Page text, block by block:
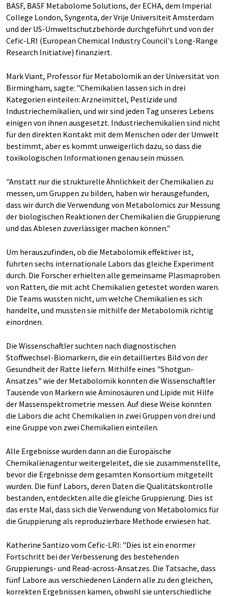
BASF, BASF Metabolome Solutions, der ECHA, dem Imperial
College London, Syngenta, der Vrije Universiteit Amsterdam
und der US-Umweltschutzbehörde durchgeführt und von der
Cefic-LRI (European Chemical Industry Council's Long-Range
Research Initiative) finanziert.
Mark Viant, Professor für Metabolomik an der Universität von
Birmingham, sagte: "Chemikalien lassen sich in drei
Kategorien einteilen: Arzneimittel, Pestizide und
Industriechemikalien, und wir sind jeden Tag unseres Lebens
einigen von ihnen ausgesetzt. Industriechemikalien sind nicht
für den direkten Kontakt mit dem Menschen oder der Umwelt
bestimmt, aber es kommt unweigerlich dazu, so dass die
toxikologischen Informationen genau sein müssen.
"Anstatt nur die strukturelle Ähnlichkeit der Chemikalien zu
messen, um Gruppen zu bilden, haben wir herausgefunden,
dass wir durch die Verwendung von Metabolomics zur Messung
der biologischen Reaktionen der Chemikalien die Gruppierung
und das Ablesen zuverlässiger machen können."
Um herauszufinden, ob die Metabolomik effektiver ist,
führten sechs internationale Labors das gleiche Experiment
durch. Die Forscher erhielten alle gemeinsame Plasmaproben
von Ratten, die mit acht Chemikalien getestet worden waren.
Die Teams wussten nicht, um welche Chemikalien es sich
handelte, und mussten sie mithilfe der Metabolomik richtig
einordnen.
Die Wissenschaftler suchten nach diagnostischen
Stoffwechsel-Biomarkern, die ein detailliertes Bild von der
Gesundheit der Ratte liefern. Mithilfe eines "Shotgun-
Ansatzes" wie der Metabolomik konnten die Wissenschaftler
Tausende von Markern wie Aminosäuren und Lipide mit Hilfe
der Massenspektrometrie messen. Auf diese Weise konnten
die Labors die acht Chemikalien in zwei Gruppen von drei und
eine Gruppe von zwei Chemikalien einteilen.
Alle Ergebnisse wurden dann an die Europäische
Chemikalienagentur weitergeleitet, die sie zusammenstellte,
bevor die Ergebnisse dem gesamten Konsortium mitgeteilt
wurden. Die fünf Labors, deren Daten die Qualitätskontrolle
bestanden, entdeckten alle die gleiche Gruppierung. Dies ist
das erste Mal, dass sich die Verwendung von Metabolomics für
die Gruppierung als reproduzierbare Methode erwiesen hat.
Katherine Santizo vom Cefic-LRI: "Dies ist ein enormer
Fortschritt bei der Verbesserung des bestehenden
Gruppierungs- und Read-across-Ansatzes. Die Tatsache, dass
fünf Labore aus verschiedenen Ländern alle zu den gleichen,
korrekten Ergebnissen kamen, obwohl sie unterschiedliche